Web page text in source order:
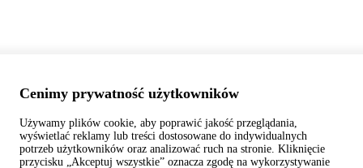
Cenimy prywatność użytkowników
Używamy plików cookie, aby poprawić jakość przeglądania,
wyświetlać reklamy lub treści dostosowane do indywidualnych
potrzeb użytkowników oraz analizować ruch na stronie. Kliknięcie
przycisku „Akceptuj wszystkie” oznacza zgodę na wykorzystywanie